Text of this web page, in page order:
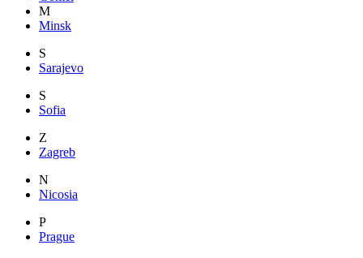
M
Minsk
S
Sarajevo
S
Sofia
Z
Zagreb
N
Nicosia
P
Prague